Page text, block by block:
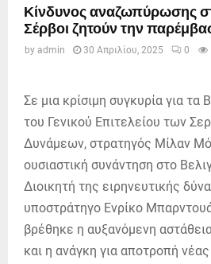
Κίνδυνος αναζωπύρωσης
Σέρβοι ζητούν την
by admin 30 Απριλίου, 2025 0
Σε μια κρίσιμη συγκυρία για τα
του Γενικού Επιτελείου των
Δυνάμεων, στρατηγός Μίλαν
ουσιαστική συνάντηση στο
Διοικητή της ειρηνευτικής
υποστράτηγο Ενρίκο
βρέθηκε η αυξανόμενη
και η ανάγκη για αποτροπή